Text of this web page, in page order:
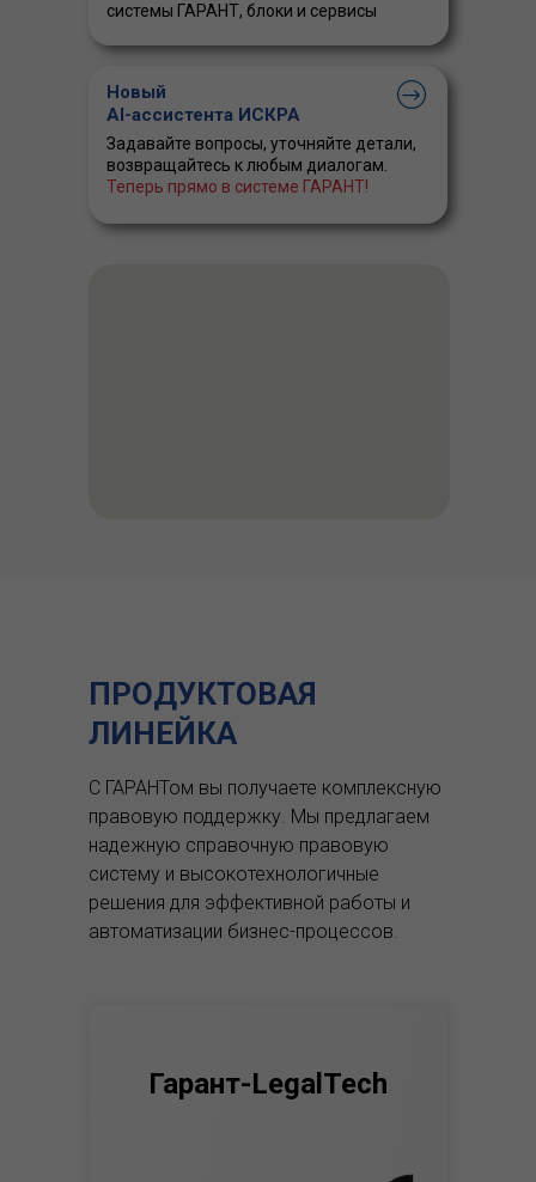
системы ГАРАНТ, блоки и сервисы
Новый
AI-ассистента ИСКРА
Задавайте вопросы, уточняйте детали,
возвращайтесь к любым диалогам.
Теперь прямо в системе ГАРАНТ!
ПРОДУКТОВАЯ
ЛИНЕЙКА
С ГАРАНТом вы получаете комплексную
правовую поддержку. Мы предлагаем
надежную справочную правовую
систему и высокотехнологичные
решения для эффективной работы и
автоматизации бизнес-процессов.
Гарант-LegalTech